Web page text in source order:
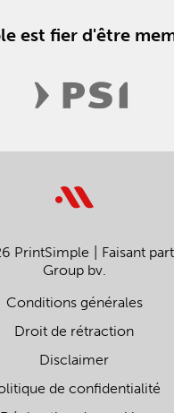
est fier d'être
PrintSimple
Faisant
Group bv.
Conditions générales
Droit de rétraction
Disclaimer
de confidentialité